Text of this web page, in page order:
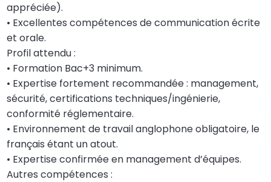
appréciée).
• Excellentes compétences de communication écrite
et orale.
Profil attendu :
• Formation Bac+3 minimum.
• Expertise fortement recommandée : management,
sécurité, certifications techniques/ingénierie,
conformité réglementaire.
• Environnement de travail anglophone obligatoire, le
français étant un atout.
• Expertise confirmée en management d’équipes.
Autres compétences :